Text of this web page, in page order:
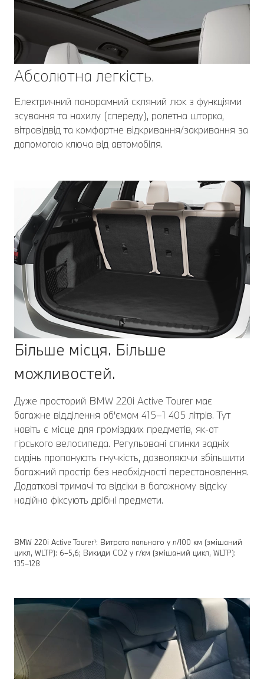
Абсолютна легкість.
Електричний панорамний скляний люк з функціями
зсування та нахилу (спереду), ролетна шторка,
вітровідвід та комфортне відкривання/закривання за
допомогою ключа від автомобіля.
Більше місця. Більше
можливостей.
Дуже просторий BMW 220i Active Tourer має
багажне відділення об'ємом 415–1 405 літрів. Тут
навіть є місце для громіздких предметів, як-от
гірського велосипеда. Регульовані спинки задніх
сидінь пропонують гнучкість, дозволяючи збільшити
багажний простір без необхідності перестановлення.
Додаткові тримачі та відсіки в багажному відсіку
надійно фіксують дрібні предмети.
BMW 220i Active Tourer¹: Витрата пального у л/100 км (змішаний
цикл, WLTP): 6–5,6; Викиди СО2 у г/км (змішаний цикл, WLTP):
135–128